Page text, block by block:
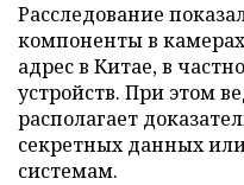
Расследование
компоненты в
адрес в Китае, в
устройств. При этом
располагает
секретных данных
системам.